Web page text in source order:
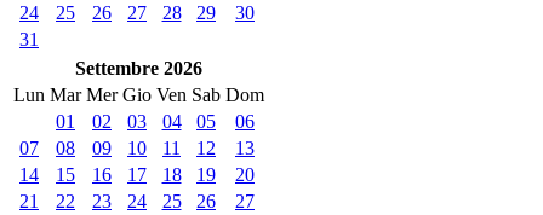
24
25 26 27 28 29
30
31
Settembre 2026
Lun Mar Mer Gio Ven Sab Dom
01
02 03 04 05
06
07
08 09 10 11 12
13
14
15 16 17 18 19
20
21
22 23 24 25 26
27